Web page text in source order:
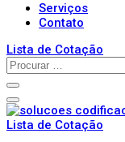
Serviços
Contato
Lista de Cotação
Lista de Cotação